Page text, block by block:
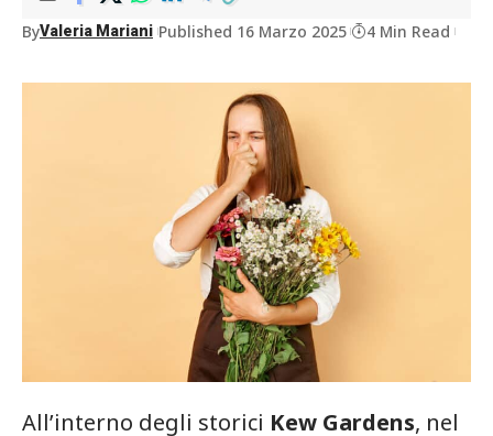
ByValeria Mariani Published 16 Marzo 2025 4 Min Read
All’interno degli storici Kew Gardens, nel